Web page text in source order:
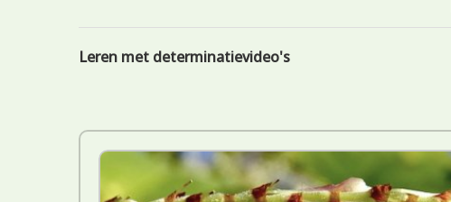
Leren met determinatievideo's